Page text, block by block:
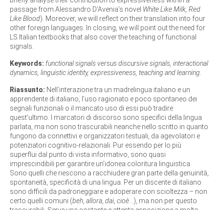
passage from Alessandro D’Avenia’s novel White Like Milk, Red
Like Blood). Moreover, we will reflect on their translation into four
other foreign languages. In closing, we will point out the need for
LS Italian textbooks that also cover the teaching of functional
signals.
Keywords: functional signals versus discursive signals, interactional
dynamics, linguistic identity, expressiveness, teaching and learning.
Riassunto: Nell’interazione tra un madrelingua italiano e un
apprendente di italiano, l’uso ragionato e poco spontaneo dei
segnali funzionali o il mancato uso di essi può tradire
quest’ultimo. I marcatori di discorso sono specifici della lingua
parlata, ma non sono trascurabili neanche nello scritto in quanto
fungono da connettivi e organizzatori testuali, da agevolatori e
potenziatori cognitivo-relazionali. Pur essendo per lo più
superflui dal punto di vista informativo, sono quasi
imprescindibili per garantire un’idonea coloritura linguistica.
Sono quelli che riescono a racchiudere gran parte della genuinità,
spontaneità, specificità di una lingua. Per un discente di italiano
sono difficili da padroneggiare e adoperare con scioltezza – non
certo quelli comuni (beh allora dai cioè ...), ma non per questo